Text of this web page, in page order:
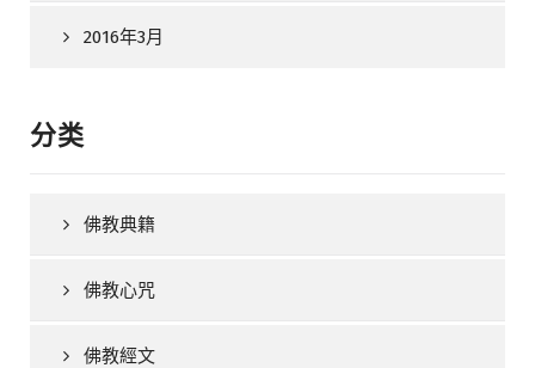
2016年3月
分类
佛教典籍
佛教心咒
佛教經文